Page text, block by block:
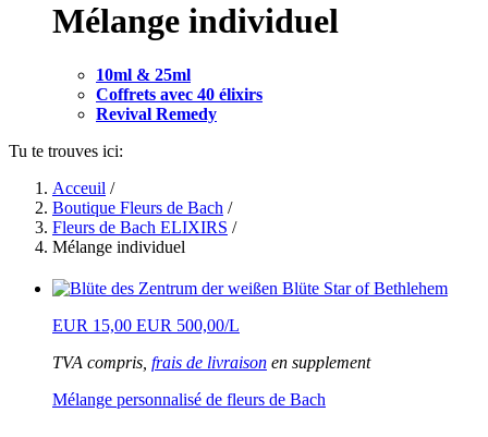
Mélange individuel
10ml & 25ml
Coffrets avec 40 élixirs
Revival Remedy
Tu te trouves ici:
Acceuil /
Boutique Fleurs de Bach /
Fleurs de Bach ELIXIRS /
Mélange individuel
EUR 15,00 EUR 500,00/L
TVA compris, frais de livraison en supplement
Mélange personnalisé de fleurs de Bach